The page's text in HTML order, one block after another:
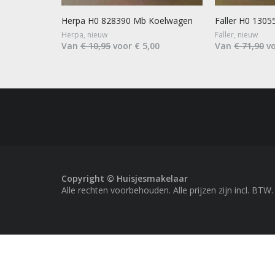
Herpa H0 828390 Mb Koelwagen
Herpa, nieuw
Van € 10,95 voor € 5,00
Faller H0
Faller, nieuw
Van € 71,90
Copyright © Huisjesmakelaar
Alle rechten voorbehouden. Alle prijzen zijn incl. BTW.